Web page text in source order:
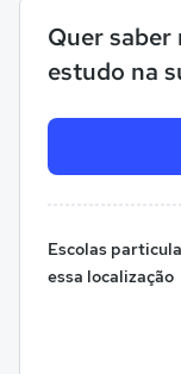
Quer saber
estudo na
Escolas
essa localização